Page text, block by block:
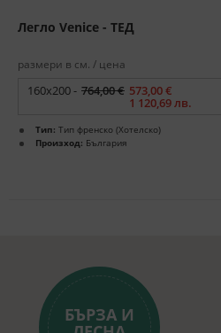
Легло Venice - ТЕД
размери в см. / цена
160x200 - 764,00 € 573,00 €
1 120,69 лв.
Тип: Тип френско (Хотелско)
Произход: България
БЪРЗА И